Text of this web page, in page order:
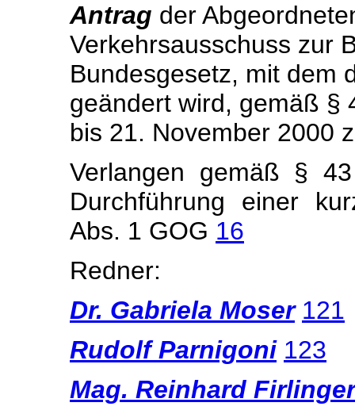
Antrag der
Verkehrsausschuss zur
Bundesgesetz, mit dem
geändert wird, gemäß §
bis 21. November 2000
Verlangen gemäß §
Durchführung einer
Abs. 1 GOG 16
Redner:
Dr. Gabriela Moser 121
Rudolf Parnigoni 123
Mag. Reinhard Firlinger